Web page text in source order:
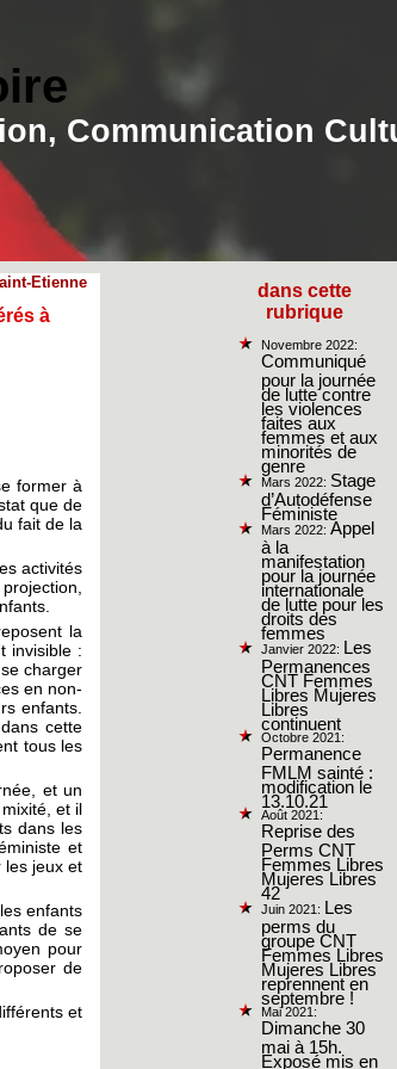
Communication
Etienne
à
former à
que de
fait de la
activités
la
invisible :
charger
en non-
enfants.
cette
tous les
et un
et il
dans les
et
les jeux et
enfants
de se
pour
de
et
dans cette
rubrique
Novembre 2022:
Communiqué
pour la journée
de lutte contre
les violences
faites aux
femmes et aux
minorités de
genre
Mars 2022: Stage
d’Autodéfense
Féministe
Mars 2022: Appel
à la
manifestation
pour la journée
internationale
de lutte pour les
droits des
femmes
Janvier 2022: Les
Permanences
CNT Femmes
Libres Mujeres
Libres
continuent
Octobre 2021:
Permanence
FMLM sainté :
modification le
13.10.21
Août 2021:
Reprise des
Perms CNT
Femmes Libres
Mujeres Libres
42
Juin 2021: Les
perms du
groupe CNT
Femmes Libres
Mujeres Libres
reprennent en
septembre !
Mai 2021:
Dimanche 30
mai à 15h.
Exposé mis en